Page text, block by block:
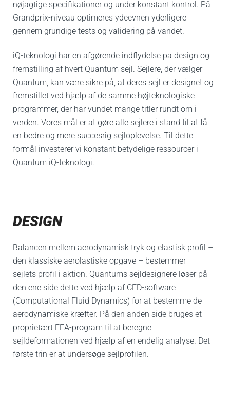
nøjagtige specifikationer og under konstant kontrol. På
Grandprix-niveau optimeres ydeevnen yderligere
gennem grundige tests og validering på vandet.
iQ-teknologi har en afgørende indflydelse på design og
fremstilling af hvert Quantum sejl. Sejlere, der vælger
Quantum, kan være sikre på, at deres sejl er designet og
fremstillet ved hjælp af de samme højteknologiske
programmer, der har vundet mange titler rundt om i
verden. Vores mål er at gøre alle sejlere i stand til at få
en bedre og mere succesrig sejloplevelse. Til dette
formål investerer vi konstant betydelige ressourcer i
Quantum iQ-teknologi.
DESIGN
Balancen mellem aerodynamisk tryk og elastisk profil –
den klassiske aerolastiske opgave – bestemmer
sejlets profil i aktion. Quantums sejldesignere løser på
den ene side dette ved hjælp af CFD-software
(Computational Fluid Dynamics) for at bestemme de
aerodynamiske kræfter. På den anden side bruges et
proprietært FEA-program til at beregne
sejldeformationen ved hjælp af en endelig analyse. Det
første trin er at undersøge sejlprofilen.